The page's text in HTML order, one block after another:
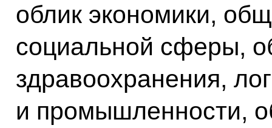
облик экономики,
социальной сферы,
здравоохранения,
и промышленности,